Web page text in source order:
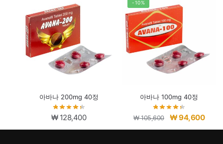
아바나 200mg 40정
₩128,400
-10%
아바나 100mg 40정
₩105,600
원
래
₩94,600현
재